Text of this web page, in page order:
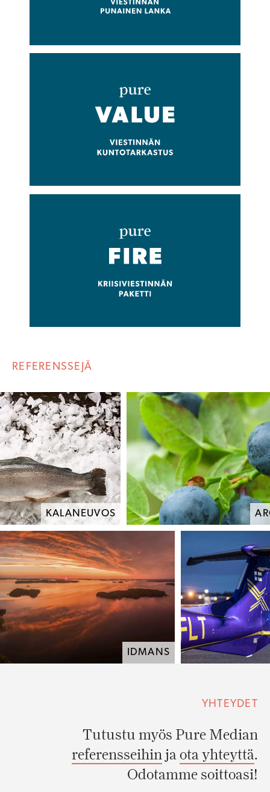
REFERENSSEJÄ
KALANEUVOS
IDMANS
YHTEYDET
Tutustu myös Pure Median
referensseihin ja ota yhteyttä.
Odotamme soittoasi!